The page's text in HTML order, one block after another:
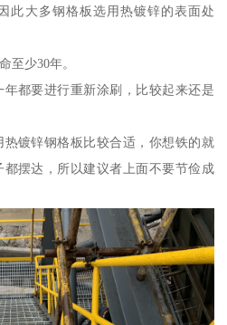
此大多钢格板选用热镀锌的表面处
至少30年。
都要进行重新涂刷，比较起来还是
镀锌钢格板比较合适，你想铁的就
摆达，所以建议者上面不要节俭成